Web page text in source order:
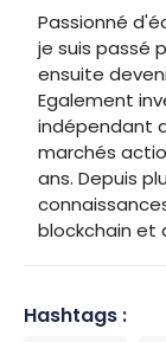
Passionné
je suis passé
ensuite
Egalement
indépendant
marchés
ans. Depuis
blockchain et
Hashtags :